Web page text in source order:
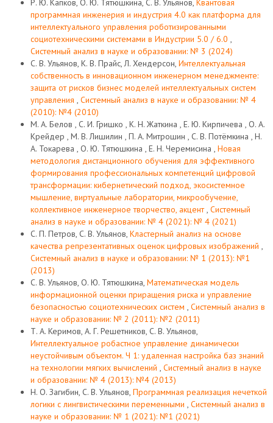
Р. Ю. Капков, О. Ю. Тятюшкина, С. В. Ульянов, Квантовая
программная инженерия и индустрия 4.0 как платформа для
интеллектуального управления роботизированными
социотехническими системами в Индустрии 5.0 / 6.0 ,
Системный анализ в науке и образовании: № 3 (2024)
С. В. Ульянов, К. В. Прайс, Л. Хендерсон, Интеллектуальная
собственность в инновационном инженерном менеджменте:
защита от рисков бизнес моделей интеллектуальных систем
управления , Системный анализ в науке и образовании: № 4
(2010): №4 (2010)
М. А. Белов , С. И. Гришко , К. Н. Жаткина , Е. Ю. Кирпичева , О. А.
Крейдер , М. В. Лишилин , П. А. Митрошин , С. В. Потёмкина , Н.
А. Токарева , О. Ю. Тятюшкина , Е. Н. Черемисина , Новая
методология дистанционного обучения для эффективного
формирования профессиональных компетенций цифровой
трансформации: кибернетический подход, экосистемное
мышление, виртуальные лаборатории, микрообучение,
коллективное инженерное творчество, акцент, Системный
анализ в науке и образовании: № 4 (2021): № 4 (2021)
С. П. Петров, С. В. Ульянов, Кластерный анализ на основе
качества репрезентативных оценок цифровых изображений ,
Системный анализ в науке и образовании: № 1 (2013): №1
(2013)
С. В. Ульянов, О. Ю. Тятюшкина, Математическая модель
информационной оценки приращения риска и управление
безопасностью социотехнических систем , Системный анализ в
науке и образовании: № 2 (2011): №2 (2011)
Т. А. Керимов, А. Г. Решетников, С. В. Ульянов,
Интеллектуальное робастное управление динамически
неустойчивым объектом. Ч 1: удаленная настройка баз знаний
на технологии мягких вычислений , Системный анализ в науке
и образовании: № 4 (2013): №4 (2013)
Н. О. Загибин, С. В. Ульянов, Программная реализация нечеткой
логики с лингвистическими переменными , Системный анализ в
науке и образовании: № 1 (2021): №1 (2021)